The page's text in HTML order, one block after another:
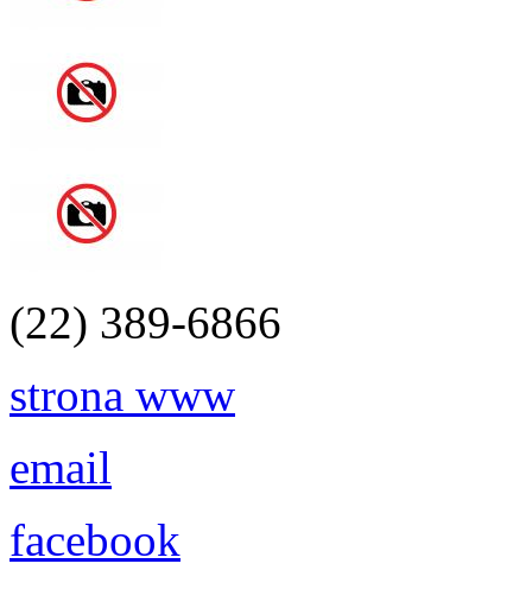
(22) 389-6866
strona www
email
facebook